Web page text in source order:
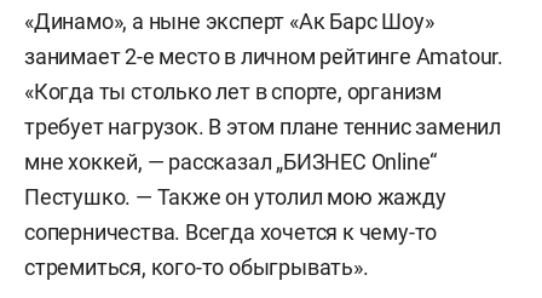
«Динамо», а ныне эксперт «Ак Барс Шоу»
занимает 2-е место в личном рейтинге Amatour.
«Когда ты столько лет в спорте, организм
требует нагрузок. В этом плане теннис заменил
мне хоккей, — рассказал „БИЗНЕС Online“
Пестушко. — Также он утолил мою жажду
соперничества. Всегда хочется к чему-то
стремиться, кого-то обыгрывать».